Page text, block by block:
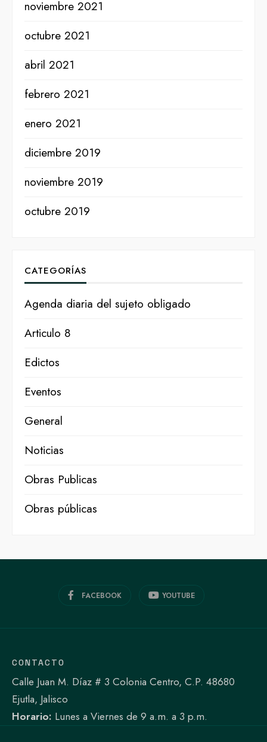
noviembre 2021
octubre 2021
abril 2021
febrero 2021
enero 2021
diciembre 2019
noviembre 2019
octubre 2019
CATEGORÍAS
Agenda diaria del sujeto obligado
Articulo 8
Edictos
Eventos
General
Noticias
Obras Publicas
Obras públicas
FACEBOOK YOUTUBE
CONTACTO
Calle Juan M. Díaz # 3 Colonia Centro, C.P. 48680
Ejutla, Jalisco
Horario: Lunes a Viernes de 9 a.m. a 3 p.m.